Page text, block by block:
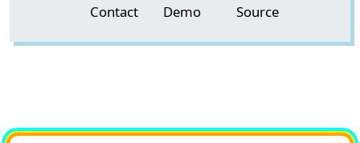
Contact Demo Source